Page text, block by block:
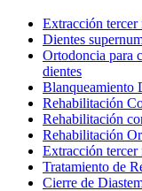
Extracción
Dientes
Ortodoncia para
dientes
Blanqueamiento
Rehabilitación
Rehabilitación
Rehabilitación
Extracción tercer
Tratamiento de
Cierre de